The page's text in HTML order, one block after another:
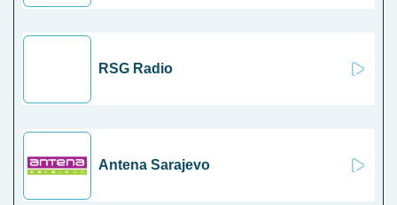
RSG Radio
Antena Sarajevo